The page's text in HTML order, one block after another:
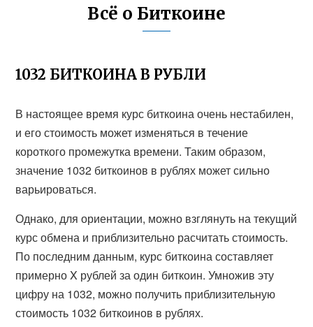
Всё о Биткоине
1032 БИТКОИНА В РУБЛИ
В настоящее время курс биткоина очень нестабилен,
и его стоимость может изменяться в течение
короткого промежутка времени. Таким образом,
значение 1032 биткоинов в рублях может сильно
варьироваться.
Однако, для ориентации, можно взглянуть на текущий
курс обмена и приблизительно расчитать стоимость.
По последним данным, курс биткоина составляет
примерно X рублей за один биткоин. Умножив эту
цифру на 1032, можно получить приблизительную
стоимость 1032 биткоинов в рублях.